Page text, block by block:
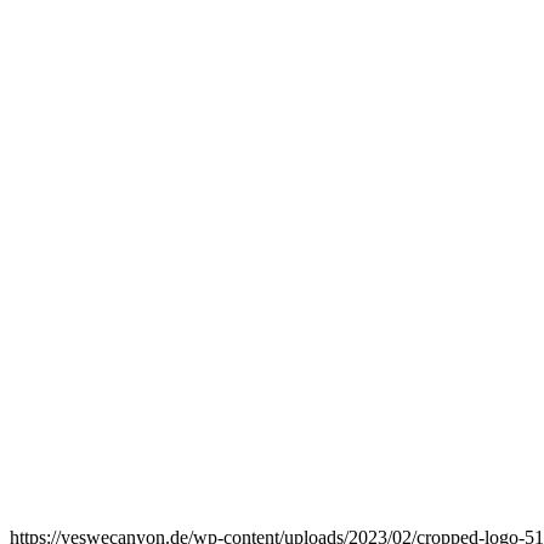
https://yeswecanyon.de/wp-content/uploads/2023/02/cropped-logo-